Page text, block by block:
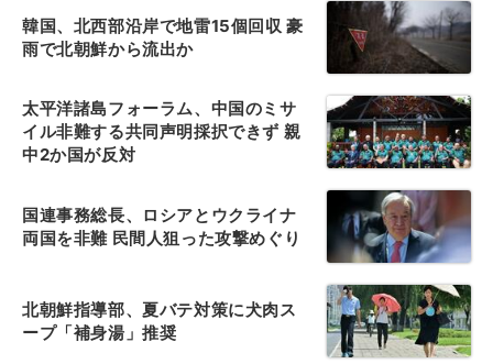
韓国、北西部沿岸で地雷15個回収 豪
雨で北朝鮮から流出か
太平洋諸島フォーラム、中国のミサ
イル非難する共同声明採択できず 親
中2か国が反対
国連事務総長、ロシアとウクライナ
両国を非難 民間人狙った攻撃めぐり
北朝鮮指導部、夏バテ対策に犬肉ス
ープ「補身湯」推奨